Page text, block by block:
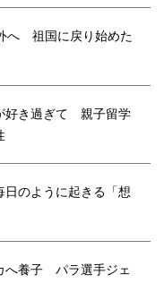
へ 祖国に戻り始めた
好き過ぎて 親子留学
のように起きる「想
へ養子 パラ選手ジェ